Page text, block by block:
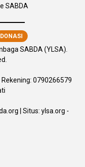
SABDA
DONASI
SABDA (YLSA).
Rekening: 0790266579
| Situs: ylsa.org -